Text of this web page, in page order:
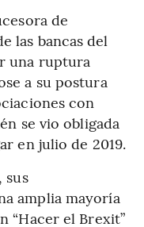
de
las bancas del
una ruptura
a su postura
con
se vio obligada
en julio de 2019.
sus
amplia mayoría
“Hacer el Brexit”